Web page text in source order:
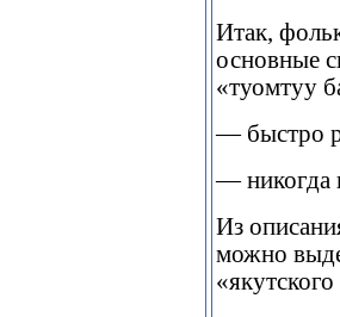
Итак,
основные
«туомтуу
— быстро
— никогда
Из
можно